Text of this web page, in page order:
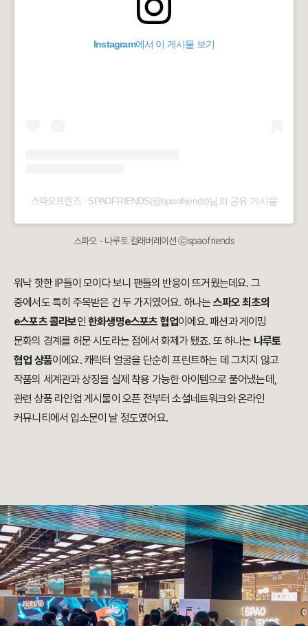
Instagram에서 이 게시물 보기
스파오프렌즈 · SPAOFRIENDS(@spaofriends)님의 공유 게시물
스파오 - 나루토 컬래버레이션 ⓒspaofriends
워낙 핫한 IP들이 모이다 보니 팬들의 반응이 뜨거웠는데요. 그
중에서도 특히 주목받은 건 두 가지였어요. 하나는 스파오 최초의
e스포츠 콜라보인한화생명e스포츠 협업이에요. 패션과 게이밍
문화의 경계를 허문 시도라는 점에서 화제가 됐죠. 또 하나는 나루토
협업 상품이에요. 캐릭터 얼굴을 단순히 프린트하는 데 그치지 않고
작품의 세계관과 상징을 실제 착용 가능한 아이템으로 풀어냈는데,
관련 상품 라인업 게시물이 오픈 전부터 소셜네트워크와 온라인
커뮤니티에서 입소문이 날 정도였어요.